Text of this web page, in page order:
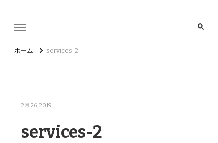
ホーム services-2
2月 26, 2019
services-2